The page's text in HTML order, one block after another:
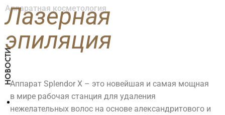
НОВОСТИ
Аппаратная косметология
Лазерная
эпиляция
Аппарат Splendor X – это новейшая и самая мощная
в мире рабочая станция для удаления
нежелательных волос на основе александритового и
Косметология
Лицо
Уходы
Аппаратная
SPA
АКВАЗОНА
[ Comfort
Zone ]
Парикмахерская
Make-up
Коррекция